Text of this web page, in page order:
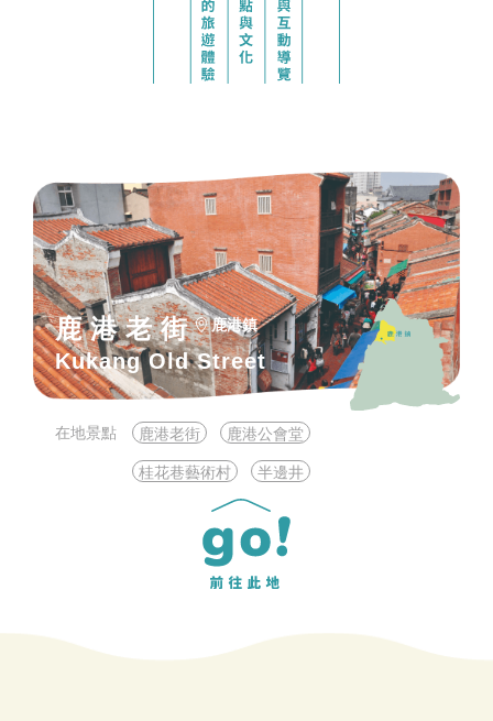
鹿港老街 鹿港鎮
Kukang Old Street
在地景點 鹿港老街 鹿港公會堂
桂花巷藝術村 半邊井